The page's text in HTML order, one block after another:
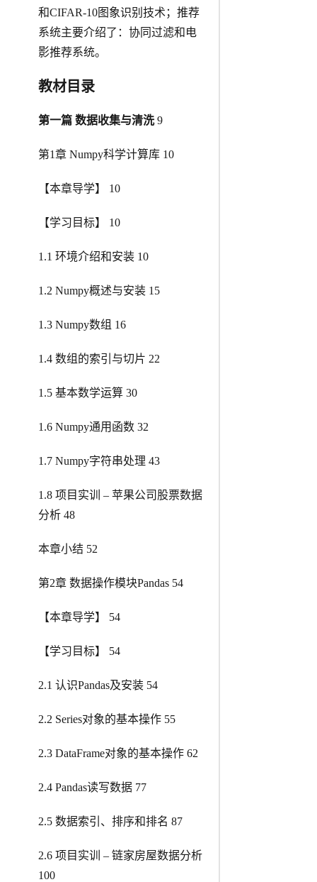
和CIFAR-10图象识别技术；推荐
系统主要介绍了：协同过滤和电
影推荐系统。
教材目录
第一篇 数据收集与清洗9
第1章 Numpy科学计算库 10
【本章导学】 10
【学习目标】 10
1.1 环境介绍和安装 10
1.2 Numpy概述与安装 15
1.3 Numpy数组 16
1.4 数组的索引与切片 22
1.5 基本数学运算 30
1.6 Numpy通用函数 32
1.7 Numpy字符串处理 43
1.8 项目实训 – 苹果公司股票数据
分析 48
本章小结 52
第2章 数据操作模块Pandas 54
【本章导学】 54
【学习目标】 54
2.1 认识Pandas及安装 54
2.2 Series对象的基本操作 55
2.3 DataFrame对象的基本操作 62
2.4 Pandas读写数据 77
2.5 数据索引、排序和排名 87
2.6 项目实训 – 链家房屋数据分析
100